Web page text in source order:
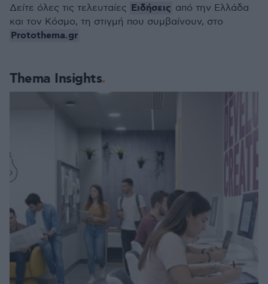
Thema Insights
Δείτε όλες τις τελευταίες Ειδήσεις από την Ελλάδα
και τον Κόσμο, τη στιγμή που συμβαίνουν, στο
Protothema.gr